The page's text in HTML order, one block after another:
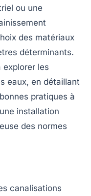
ou une
des matériaux
déterminants.
explorer les
eaux, en détaillant
pratiques à
installation
des normes
canalisations